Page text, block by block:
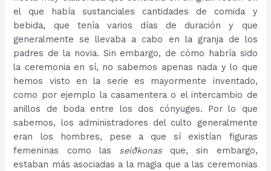
el que había sustanciales cantidades de comida y
bebida, que tenía varios días de duración y que
generalmente se llevaba a cabo en la granja de los
padres de la novia. Sin embargo, de cómo habría sido
la ceremonia en sí, no sabemos apenas nada y lo que
hemos visto en la serie es mayormente inventado,
como por ejemplo la casamentera o el intercambio de
anillos de boda entre los dos cónyuges. Por lo que
sabemos, los administradores del culto generalmente
eran los hombres, pese a que sí existían figuras
femeninas como las seiðkonas que, sin embargo,
estaban más asociadas a la magia que a las ceremonias